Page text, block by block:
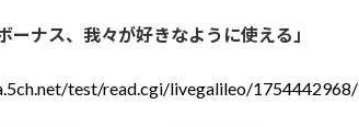
ナス、我々が好きなように使える」
test/read.cgi/livegalileo/1754442968/